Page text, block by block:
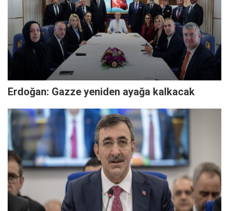
Erdoğan: Gazze yeniden ayağa kalkacak